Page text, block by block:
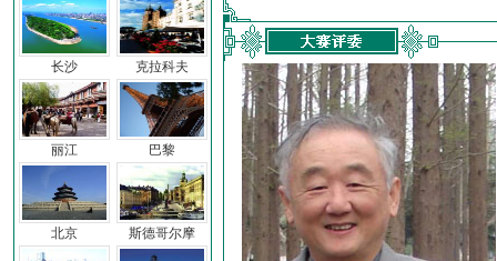
长沙
丽江
北京
克拉科夫
巴黎
斯德哥尔摩